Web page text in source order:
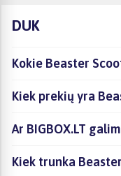
DUK
Kokie Beaster
Kiek prekių yra
Ar BIGBOX.LT
Kiek trunka